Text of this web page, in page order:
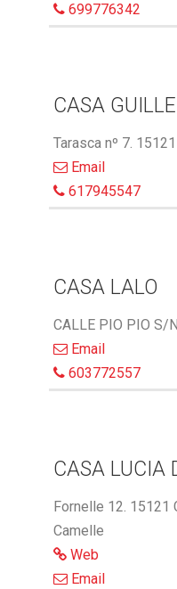
699776342
CASA
Tarasca nº 7.
Email
617945547
CASA LALO
CALLE PIO PIO S/
Email
603772557
CASA LUCIA
Fornelle 12. 15121
Camelle
Web
Email